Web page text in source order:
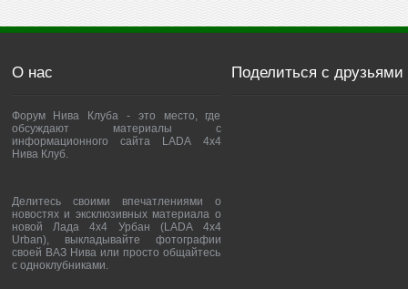
О нас
Форум Нива Клуба - это место, где
обсуждают материалы с
информационного сайта LADA 4x4
Нива Клуб.
Делитесь своими впечатлениями о
новостях и эксклюзивных материала о
новой Лада 4х4 Урбан (LADA 4x4
Urban), выкладывайте фотографии
своей ВАЗ Нива или просто общайтесь
с одноклубниками.
Поделиться с друзьями